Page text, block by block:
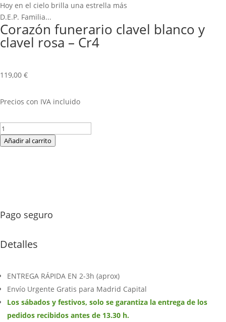
Hoy en el cielo brilla una estrella más
D.E.P. Familia...
Corazón funerario clavel blanco y
clavel rosa – Cr4
119,00 €
Precios con IVA incluido
Corazón
funerario
Cr4
Añadir al carrito
Pago seguro
Detalles
ENTREGA RÁPIDA EN 2-3h (aprox)
Envío Urgente Gratis para Madrid Capital
Los sábados y festivos, solo se garantiza la entrega de los
pedidos recibidos antes de 13.30 h.